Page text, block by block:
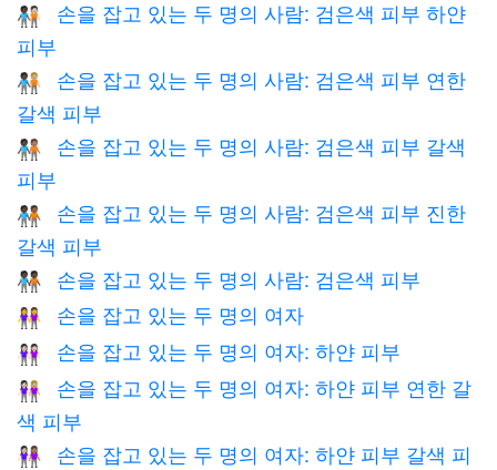
🧑🏿‍🤝‍🧑🏻
손을 잡고 있는 두 명의 사람: 검은색 피부 하얀
피부
🧑🏿‍🤝‍🧑🏼
손을 잡고 있는 두 명의 사람: 검은색 피부 연한
갈색 피부
🧑🏿‍🤝‍🧑🏽
손을 잡고 있는 두 명의 사람: 검은색 피부 갈색
피부
🧑🏿‍🤝‍🧑🏾
손을 잡고 있는 두 명의 사람: 검은색 피부 진한
갈색 피부
🧑🏿‍🤝‍🧑🏿 손을 잡고 있는 두 명의 사람: 검은색 피부
👭 손을 잡고 있는 두 명의 여자
👭🏻 손을 잡고 있는 두 명의 여자: 하얀 피부
👩🏻‍🤝‍👩🏼
손을 잡고 있는 두 명의 여자: 하얀 피부 연한 갈
색 피부
👩🏻‍🤝‍👩🏽
손을 잡고 있는 두 명의 여자: 하얀 피부 갈색 피